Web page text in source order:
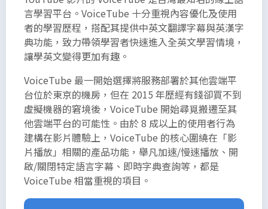
言學習平台。VoiceTube 十分重視內容優化及使用
者的學習歷程，搭配其提供中英文翻譯字幕與英漢字
典功能，致力帶領學習者快速進入全英文學習情境，
讓學英文變得更加有趣。
VoiceTube 最一開始選擇將服務部署於其他雲端平
台位於東京的機房，但在 2015 年歷經有錢卻買不到
虛擬機器的窘境後，VoiceTube 開始尋覓搬遷至其
他雲端平台的可能性。由於 8 成以上的使用者行為
建構在影片體驗上，VoiceTube 的核心圍繞在「影
片播放」相關的產品功能，舉凡加速/慢速播放、開
啟/關閉特定語言字幕、即時字典查詢等，都是
VoiceTube 相當重視的項目。
以下是為
了能夠滿
足段落所
需的長度
而定義的
無意義內
文，請自
行參酌編
排。